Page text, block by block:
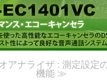
アナライザ : 測定設定
機能 ≫